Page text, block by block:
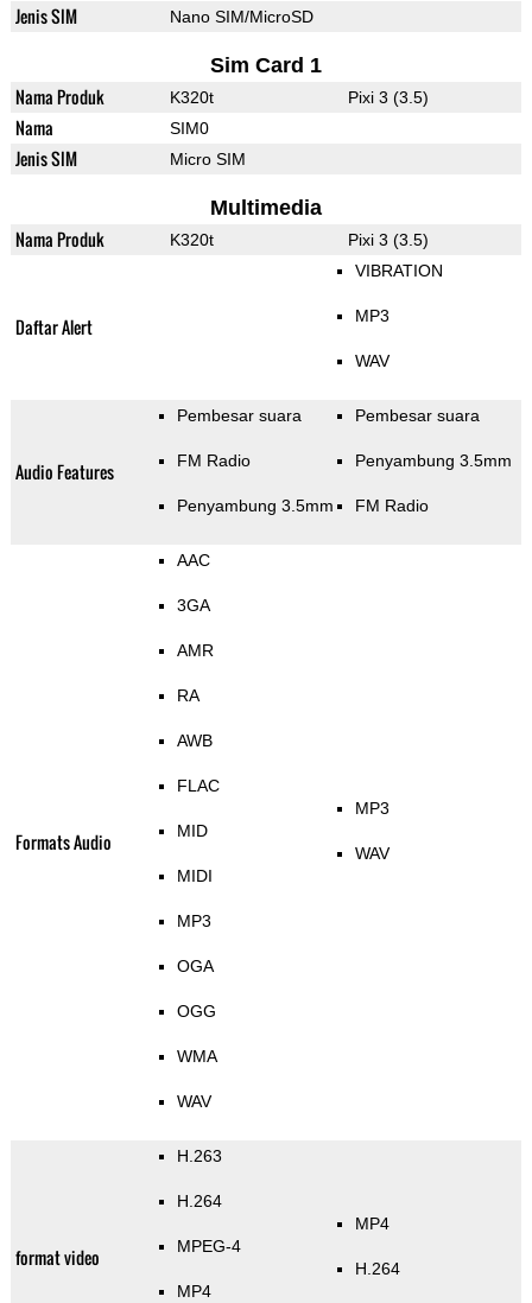
Jenis SIM Nano SIM/MicroSD
Sim Card 1
Nama Produk K320t Pixi 3 (3.5)
Nama SIM0
Jenis SIM Micro SIM
Multimedia
Nama Produk K320t Pixi 3 (3.5)
Daftar Alert
VIBRATION
MP3
WAV
Audio Features
Pembesar suara
FM Radio
Penyambung 3.5mm
Pembesar suara
Penyambung 3.5mm
FM Radio
Formats Audio
AAC
3GA
AMR
RA
AWB
FLAC
MID
MIDI
MP3
OGA
OGG
WMA
WAV
MP3
WAV
format video
H.263
H.264
MPEG-4
MP4
MP4
H.264